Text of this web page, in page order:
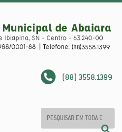
(88) 3558.1399